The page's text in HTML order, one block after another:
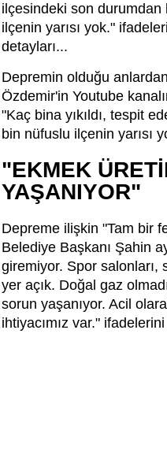
ilçesindeki son
ilçenin yarısı yok."
detayları...
Depremin olduğu
Özdemir'in Youtube
"Kaç bina yıkıldı, tespit
bin nüfuslu ilçenin yarısı
"EKMEK
YAŞANIYOR"
Depreme ilişkin "Tam bir
Belediye Başkanı Şahin
giremiyor. Spor salonları,
yer açık. Doğal gaz
sorun yaşanıyor. Acil
ihtiyacımız var."